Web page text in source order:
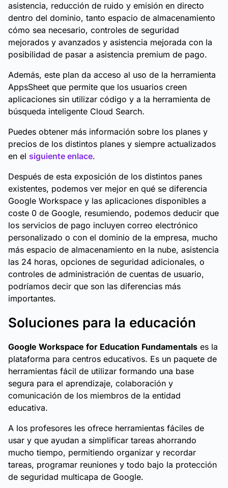
asistencia, reducción de ruido y emisión en directo
dentro del dominio, tanto espacio de almacenamiento
cómo sea necesario, controles de seguridad
mejorados y avanzados y asistencia mejorada con la
posibilidad de pasar a asistencia premium de pago.
Además, este plan da acceso al uso de la herramienta
AppsSheet que permite que los usuarios creen
aplicaciones sin utilizar código y a la herramienta de
búsqueda inteligente Cloud Search.
Puedes obtener más información sobre los planes y
precios de los distintos planes y siempre actualizados
en el siguiente enlace.
Después de esta exposición de los distintos panes
existentes, podemos ver mejor en qué se diferencia
Google Workspace y las aplicaciones disponibles a
coste 0 de Google, resumiendo, podemos deducir que
los servicios de pago incluyen correo electrónico
personalizado o con el dominio de la empresa, mucho
más espacio de almacenamiento en la nube, asistencia
las 24 horas, opciones de seguridad adicionales, o
controles de administración de cuentas de usuario,
podríamos decir que son las diferencias más
importantes.
Soluciones para la educación
Google Workspace for Education Fundamentals es la
plataforma para centros educativos. Es un paquete de
herramientas fácil de utilizar formando una base
segura para el aprendizaje, colaboración y
comunicación de los miembros de la entidad
educativa.
A los profesores les ofrece herramientas fáciles de
usar y que ayudan a simplificar tareas ahorrando
mucho tiempo, permitiendo organizar y recordar
tareas, programar reuniones y todo bajo la protección
de seguridad multicapa de Google.